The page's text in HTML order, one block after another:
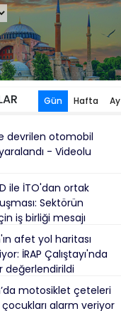
Gün Hafta Ay
devrilen otomobil
- Videolu
ile İTO'dan ortak
Sektörün
iş birliği mesajı
afet yol haritası
İRAP Çalıştayı'nda
değerlendirildi
motosiklet çeteleri
alarm veriyor